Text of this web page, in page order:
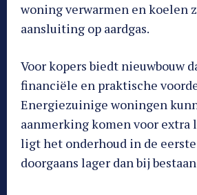
woning verwarmen en koelen
aansluiting op aardgas.
Voor kopers biedt nieuwbouw
financiële en praktische
Energiezuinige woningen
aanmerking komen voor extra
ligt het onderhoud in de
doorgaans lager dan bij